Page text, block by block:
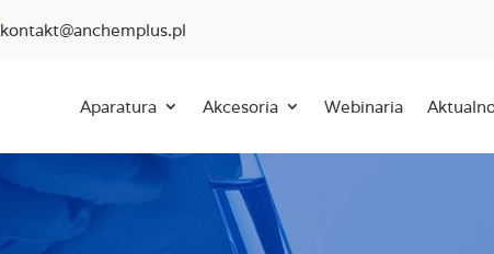
kontakt@anchemplus.pl
Aparatura Akcesoria Webinaria